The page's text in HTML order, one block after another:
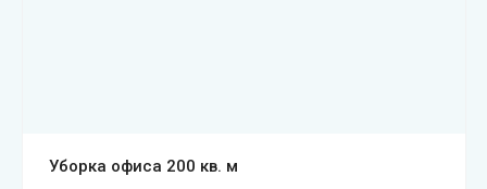
Уборка офиса 200 кв. м